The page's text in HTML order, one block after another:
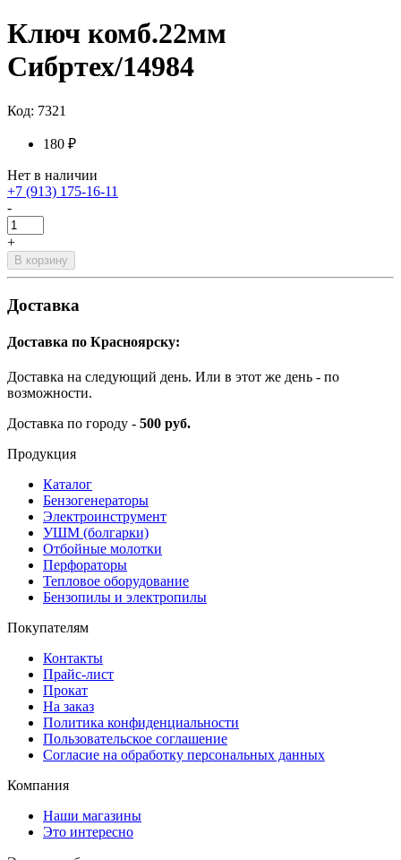
Ключ комб.22мм
Сибртех/14984
Код: 7321
180 ₽
Нет в наличии
+7 (913) 175-16-11
-
+
В корзину
Доставка
Доставка по Красноярску:
Доставка на следующий день. Или в этот же день - по
возможности.
Доставка по городу - 500 руб.
Продукция
Каталог
Бензогенераторы
Электроинструмент
УШМ (болгарки)
Отбойные молотки
Перфораторы
Тепловое оборудование
Бензопилы и электропилы
Покупателям
Контакты
Прайс-лист
Прокат
На заказ
Политика конфиденциальности
Пользовательское соглашение
Согласие на обработку персональных данных
Компания
Наши магазины
Это интересно